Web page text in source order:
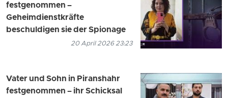
festgenommen –
Geheimdienstkräfte
beschuldigen sie der Spionage
20 April 2026 23:23
Vater und Sohn in Piranshahr
festgenommen – ihr Schicksal